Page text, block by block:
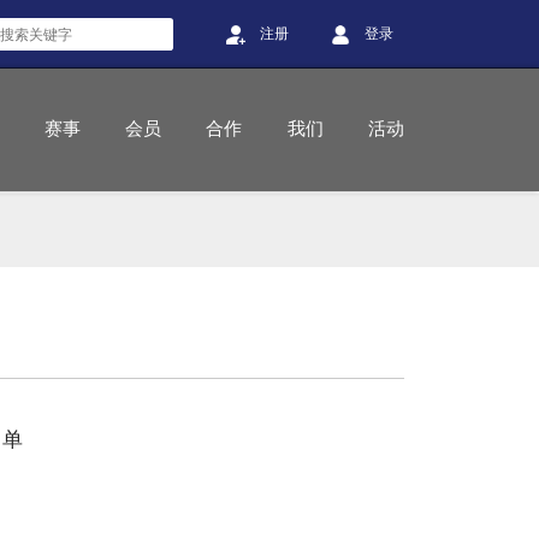
注册 登录
赛事 会员 合作 我们 活动